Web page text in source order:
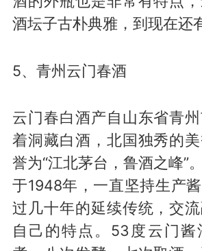
酒坛子古朴典雅，到现在还
5、青州云门春酒
云门春白酒产自山东省青
着洞藏白酒，北国独秀的
誉为“江北茅台，鲁酒之峰”
于1948年，一直坚持生产
过几十年的延续传统，交
自己的特点。53度云门酱